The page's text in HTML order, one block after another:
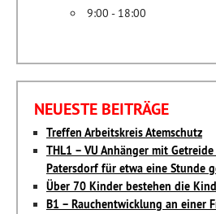
9:00 - 18:00
NEUESTE BEITRÄGE
Treffen Arbeitskreis Atemschutz
THL1 – VU Anhänger mit
Patersdorf für etwa eine Stunde
Über 70 Kinder bestehen die
B1 – Rauchentwicklung an einer